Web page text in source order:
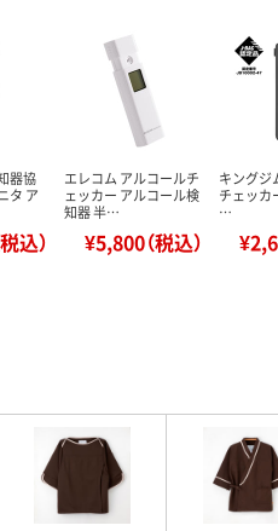
器協
タ ア
込）
エレコム アルコールチ
ェッカー アルコール検
知器 半…
¥5,800（税込）
キングジ
チェッカ
…